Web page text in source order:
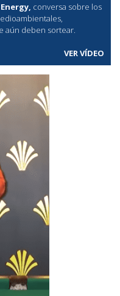
conversa sobre los
aún deben sortear.
VER VÍDEO